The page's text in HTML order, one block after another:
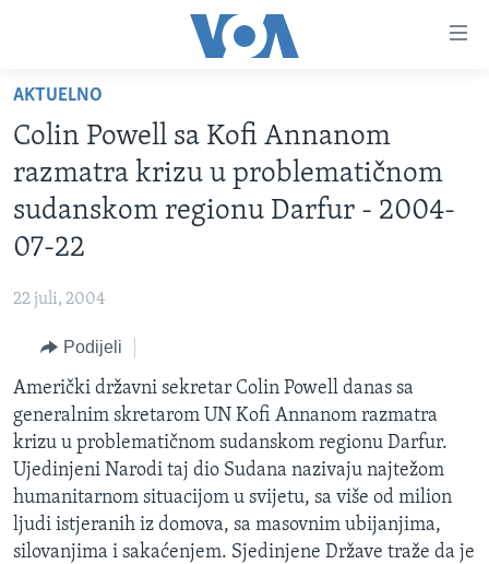
glavni
sadržaj
na
glavnu
navigaciju
na
TV PROGRAM
FOTOGRAFIJE DANA
VIJESTI
SVIJET
SPECIJALNI PROJEKTI
KORUPCIJA
SLOBODA MEDIJA
ŽENSKA STRANA
IZBJEGLIČKA STRANA
MAGAZIN
O GLASU AMERIKE
AKTUELNO
Colin Powell sa Kofi Annanom
razmatra krizu u problematičnom
sudanskom regionu Darfur - 2004-
07-22
22 juli, 2004
Podijeli
Američki državni sekretar Colin Powell danas sa
generalnim skretarom UN Kofi Annanom razmatra
krizu u problematičnom sudanskom regionu Darfur.
Ujedinjeni Narodi taj dio Sudana nazivaju najtežom
humanitarnom situacijom u svijetu, sa više od milion
ljudi istjeranih iz domova, sa masovnim ubijanjima,
silovanjima i sakaćenjem. Sjedinjene Države traže da je